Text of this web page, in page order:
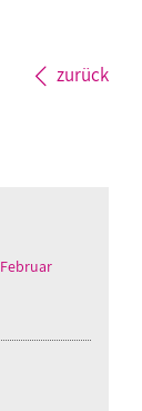
zurück
Februar